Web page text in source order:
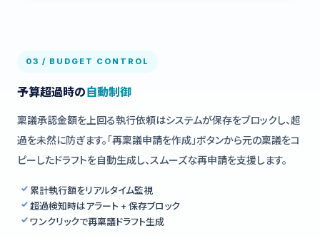
03 / BUDGET CONTROL
予算超過時の自動制御
稟議承認金額を上回る執行依頼はシステムが保存をブロックし、超
過を未然に防ぎます。「再稟議申請を作成」ボタンから元の稟議をコ
ピーしたドラフトを自動生成し、スムーズな再申請を支援します。
累計執行額をリアルタイム監視
超過検知時はアラート + 保存ブロック
ワンクリックで再稟議ドラフト生成